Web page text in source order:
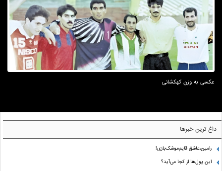
عکسی به وزن کهکشانی
داغ ترین خبرها
رامین،عاشق قایم‌موشک‌بازی!
این پول‌ها از کجا می‌آید؟